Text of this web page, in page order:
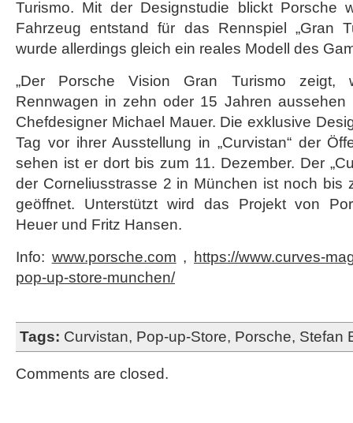
Turismo. Mit der Designstudie blickt Porsche
Fahrzeug entstand für das Rennspiel „Gran
wurde allerdings gleich ein reales Modell des
„Der Porsche Vision Gran Turismo zeigt,
Rennwagen in zehn oder 15 Jahren aussehen
Chefdesigner Michael Mauer. Die exklusive
Tag vor ihrer Ausstellung in „Curvistan“ der
sehen ist er dort bis zum 11. Dezember. Der
der Corneliusstrasse 2 in München ist noch bis
geöffnet. Unterstützt wird das Projekt von
Heuer und Fritz Hansen.
Info: www.porsche.com ,
https://www.curves-
pop-up-store-munchen/
Tags: Curvistan, Pop-up-Store, Porsche, Stefan
Comments are closed.